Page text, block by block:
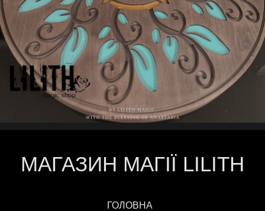
МАГАЗИН МАГІЇ LILITH
ГОЛОВНА